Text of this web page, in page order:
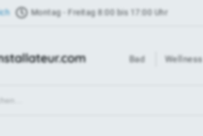
Montag - Freitag 8:00 bis 17:00 Uhr
Bad Wellness